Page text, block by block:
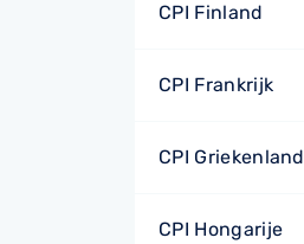
CPI Finland
CPI Frankrijk
CPI Griekenland
CPI Hongarije